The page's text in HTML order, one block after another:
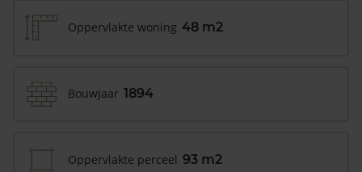
Oppervlakte woning 48 m2
Bouwjaar 1894
Oppervlakte perceel 93 m2